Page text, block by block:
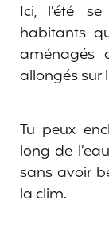
Ici, l’été
habitants
aménagés
allongés sur
Tu peux
long de
sans avoir
la clim.